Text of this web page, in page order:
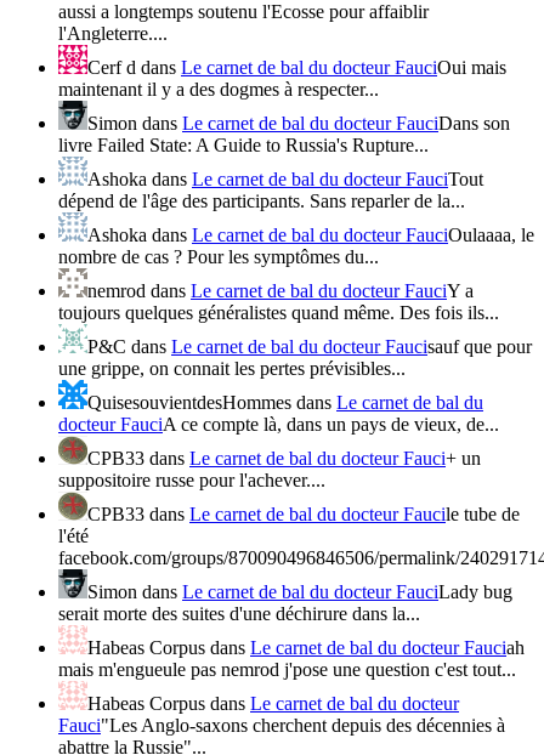
aussi a longtemps soutenu l'Ecosse pour affaiblir
l'Angleterre....
Cerf d dans Le carnet de bal du docteur FauciOui mais
maintenant il y a des dogmes à respecter...
Simon dans Le carnet de bal du docteur FauciDans son
livre Failed State: A Guide to Russia's Rupture...
Ashoka dans Le carnet de bal du docteur FauciTout
dépend de l'âge des participants. Sans reparler de la...
Ashoka dans Le carnet de bal du docteur FauciOulaaaa, le
nombre de cas ? Pour les symptômes du...
nemrod dans Le carnet de bal du docteur FauciY a
toujours quelques généralistes quand même. Des fois ils...
P&C dans Le carnet de bal du docteur Faucisauf que pour
une grippe, on connait les pertes prévisibles...
QuisesouvientdesHommes dans Le carnet de bal du
docteur FauciA ce compte là, dans un pays de vieux, de...
CPB33 dans Le carnet de bal du docteur Fauci+ un
suppositoire russe pour l'achever....
CPB33 dans Le carnet de bal du docteur Faucile tube de
l'été
facebook.com/groups/870090496846506/permalink/
Simon dans Le carnet de bal du docteur FauciLady bug
serait morte des suites d'une déchirure dans la...
Habeas Corpus dans Le carnet de bal du docteur Fauciah
mais m'engueule pas nemrod j'pose une question c'est tout...
Habeas Corpus dans Le carnet de bal du docteur
Fauci"Les Anglo-saxons cherchent depuis des décennies à
abattre la Russie"...